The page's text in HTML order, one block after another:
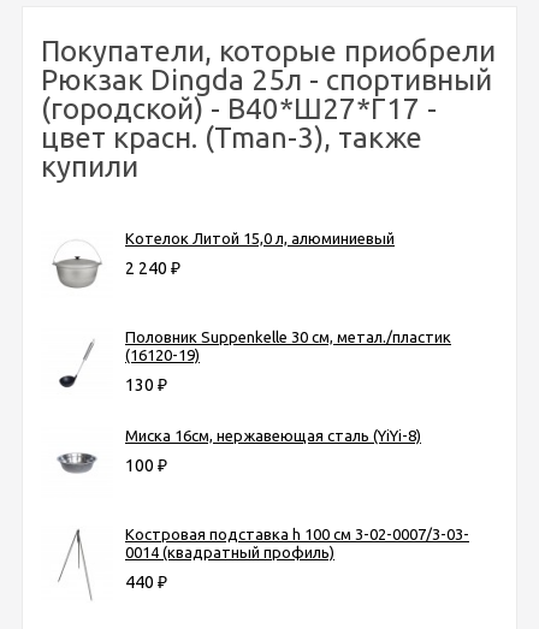
Покупатели, которые приобрели
Рюкзак Dingda 25л - спортивный
(городской) - В40*Ш27*Г17 -
цвет красн. (Tman-3), также
купили
Котелок Литой 15,0 л, алюминиевый
2 240 ₽
Половник Suppenkelle 30 см, метал./пластик
(16120-19)
130 ₽
Миска 16см, нержавеющая сталь (YiYi-8)
100 ₽
Костровая подставка h 100 см 3-02-0007/3-03-
0014 (квадратный профиль)
440 ₽